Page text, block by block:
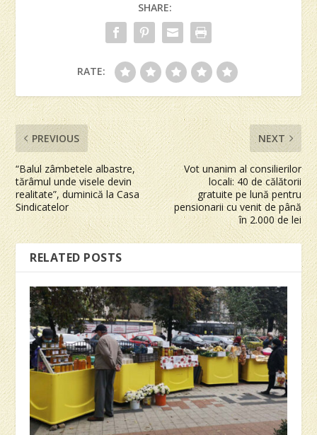
SHARE:
RATE:
PREVIOUS
“Balul zâmbetele albastre,
tărâmul unde visele devin
realitate”, duminică la Casa
Sindicatelor
NEXT
Vot unanim al consilierilor
locali: 40 de călătorii
gratuite pe lună pentru
pensionarii cu venit de până
în 2.000 de lei
RELATED POSTS